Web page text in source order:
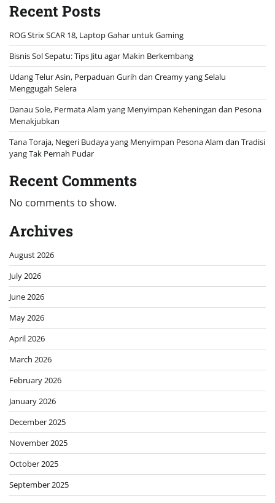
Recent Posts
ROG Strix SCAR 18, Laptop Gahar untuk Gaming
Bisnis Sol Sepatu: Tips Jitu agar Makin Berkembang
Udang Telur Asin, Perpaduan Gurih dan Creamy yang Selalu
Menggugah Selera
Danau Sole, Permata Alam yang Menyimpan Keheningan dan Pesona
Menakjubkan
Tana Toraja, Negeri Budaya yang Menyimpan Pesona Alam dan Tradisi
yang Tak Pernah Pudar
Recent Comments
No comments to show.
Archives
August 2026
July 2026
June 2026
May 2026
April 2026
March 2026
February 2026
January 2026
December 2025
November 2025
October 2025
September 2025